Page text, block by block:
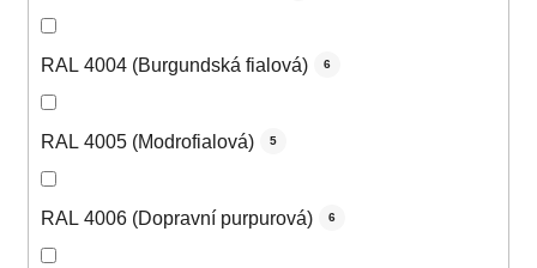
RAL 4004 (Burgundská fialová) 6
RAL 4005 (Modrofialová) 5
RAL 4006 (Dopravní purpurová) 6